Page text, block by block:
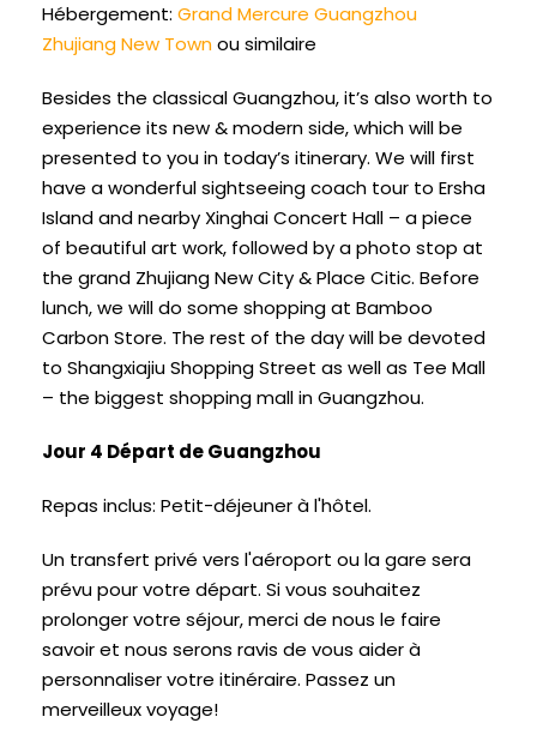
Hébergement: Grand Mercure Guangzhou
Zhujiang New Townou similaire
Besides the classical Guangzhou,it’s also worth to
experience its new&modern side,which will be
presented to you in today’s itinerary. We will first
have a wonderful sightseeing coach tour to Ersha
Island and nearby Xinghai Concert Hall – a piece
of beautiful art work, followed by a photo stop at
the grand Zhujiang New City& Place Citic. Before
lunch,we will do some shopping at Bamboo
Carbon Store. The rest of the day will be devoted
to Shangxiajiu Shopping Street as well as Tee Mall
– the biggest shopping mall in Guangzhou.
Jour 4 Départ de Guangzhou
Repas inclus: Petit-déjeuner à l'hôtel.
Un transfert privé vers l'aéroport ou la gare sera
prévu pour votre départ. Si vous souhaitez
prolonger votre séjour, merci de nous le faire
savoir et nous serons ravis de vous aider à
personnaliser votre itinéraire. Passez un
merveilleux voyage!